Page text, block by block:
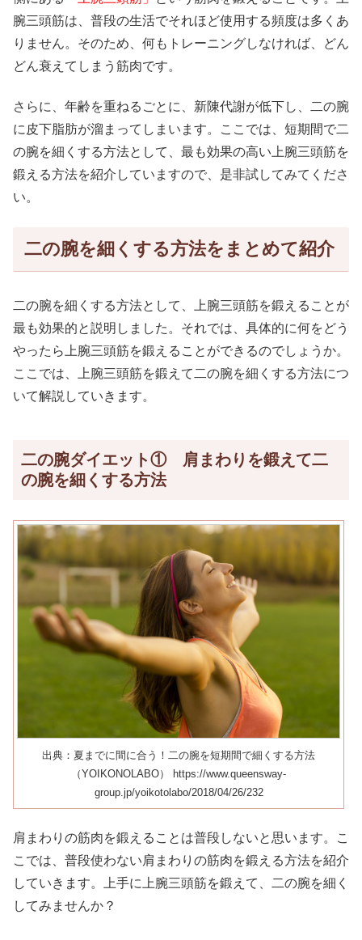
腕三頭筋は、普段の生活でそれほど使用する頻度は多くあ
りません。そのため、何もトレーニングしなければ、どん
どん衰えてしまう筋肉です。
さらに、年齢を重ねるごとに、新陳代謝が低下し、二の腕
に皮下脂肪が溜まってしまいます。ここでは、短期間で二
の腕を細くする方法として、最も効果の高い上腕三頭筋を
鍛える方法を紹介していますので、是非試してみてくださ
い。
二の腕を細くする方法をまとめて紹介
二の腕を細くする方法として、上腕三頭筋を鍛えることが
最も効果的と説明しました。それでは、具体的に何をどう
やったら上腕三頭筋を鍛えることができるのでしょうか。
ここでは、上腕三頭筋を鍛えて二の腕を細くする方法につ
いて解説していきます。
二の腕ダイエット① 肩まわりを鍛えて二
の腕を細くする方法
出典：夏までに間に合う！二の腕を短期間で細くする方法
（YOIKONOLABO） https://www.queensway-
group.jp/yoikotolabo/2018/04/26/232
肩まわりの筋肉を鍛えることは普段しないと思います。こ
こでは、普段使わない肩まわりの筋肉を鍛える方法を紹介
していきます。上手に上腕三頭筋を鍛えて、二の腕を細く
してみませんか？